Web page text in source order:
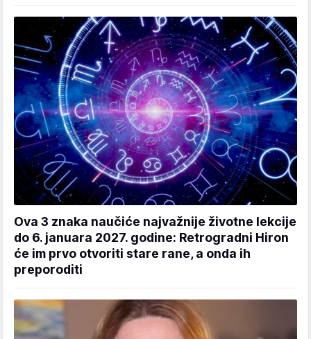
Ova 3 znaka naučiće najvažnije životne lekcije
do 6. januara 2027. godine: Retrogradni Hiron
će im prvo otvoriti stare rane, a onda ih
preporoditi